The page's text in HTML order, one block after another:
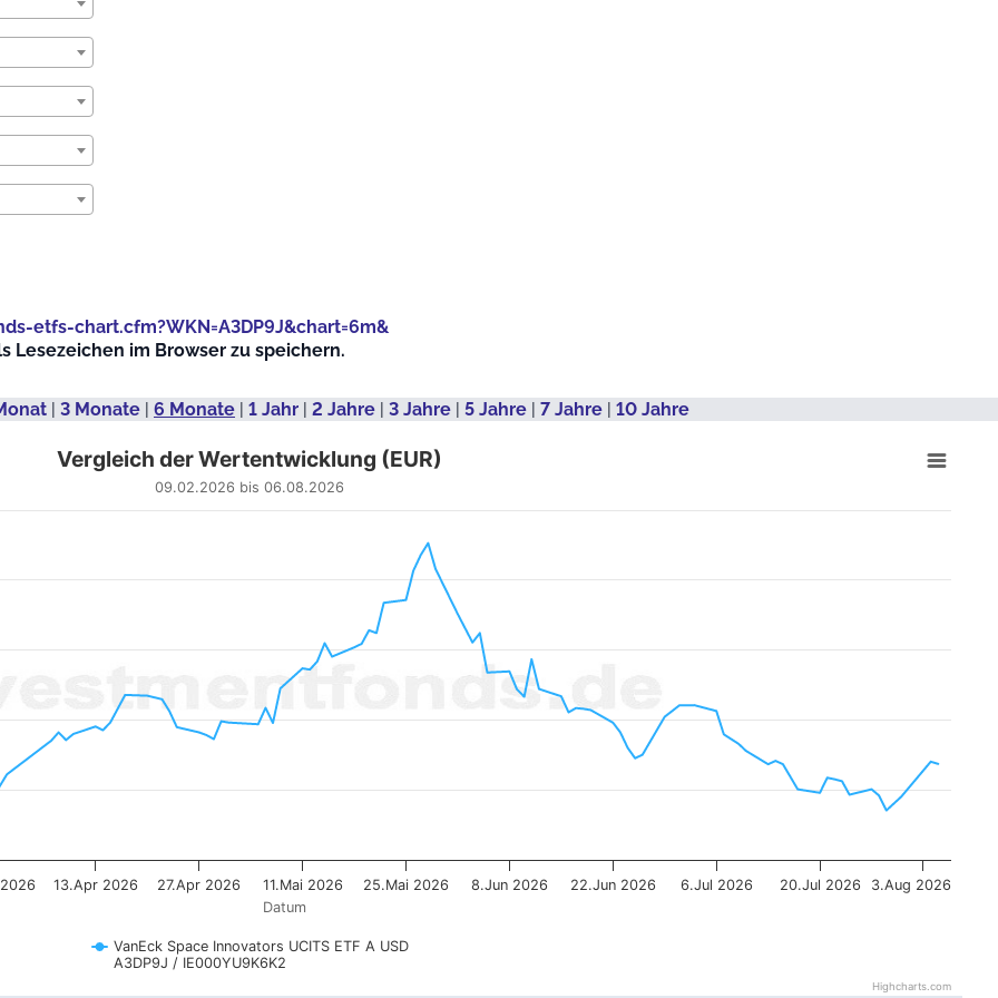
etfs-chart.cfm?WKN=A3DP9J&chart=6m&
Lesezeichen im Browser zu speichern.
| 3 Monate | 6 Monate | 1 Jahr | 2 Jahre | 3 Jahre | 5 Jahre | 7 Jahre | 10 Jahre
2026-02-09 00:00:00 to 2026-08-05 00:00:00.
to 70.567047694669.
Datum
Vergleich der Wertentwicklung (EUR)
09.02.2026 bis 06.08.2026
VanEck Space Innovators UCITS ETF A USD
A3DP9J / IE000YU9K6K2
13.Apr 2026 27.Apr 2026 11.Mai 2026 25.Mai 2026 8.Jun 2026 22.Jun 2026 6.Jul 2026 20.Jul 2026 3.Aug 2026
Highcharts.com